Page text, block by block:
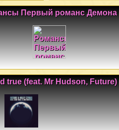
Первый романс Демона
true (feat. Mr Hudson, Future)